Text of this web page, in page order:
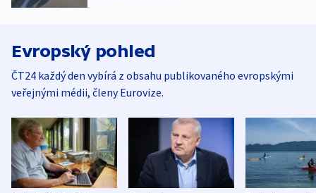
Evropský pohled
ČT24 každý den vybírá z obsahu publikovaného evropskými
veřejnými médii, členy Eurovize.